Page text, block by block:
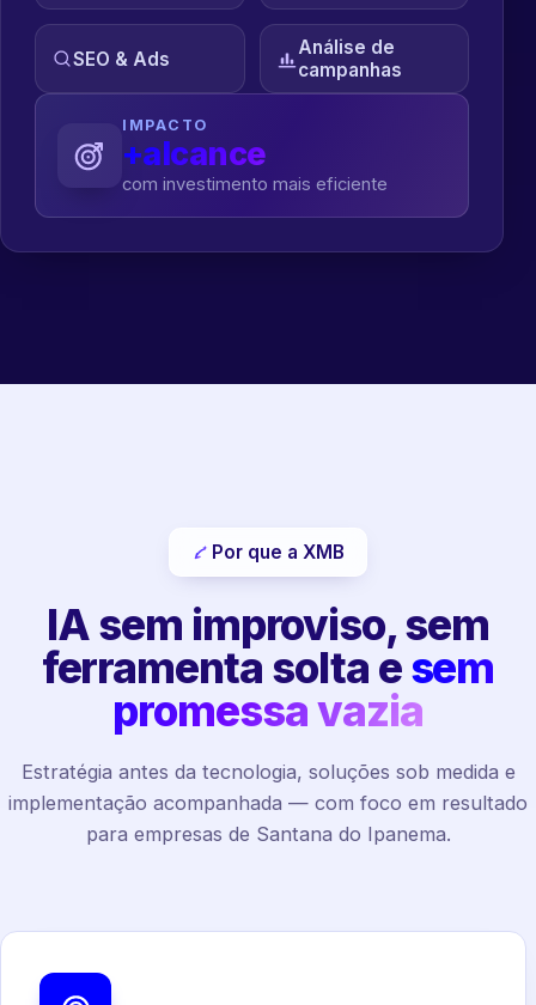
SEO & Ads
Análise de
campanhas
IMPACTO
+alcance
com investimento mais eficiente
Por que a XMB
IA sem improviso, sem
ferramenta solta esem
promessa vazia
Estratégia antes da tecnologia, soluções sob medida e
implementação acompanhada — com foco em resultado
para empresas de Santana do Ipanema.